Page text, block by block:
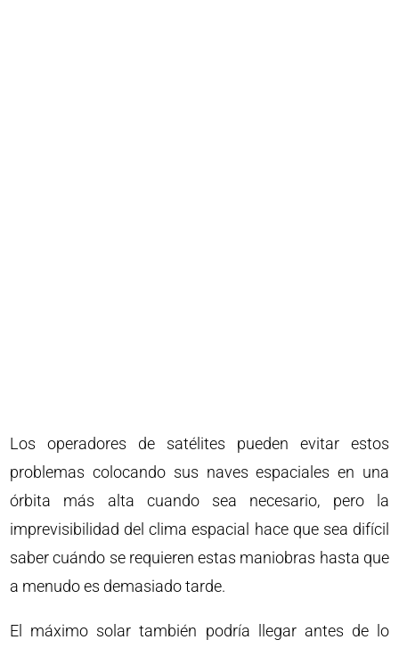
Los operadores de satélites pueden evitar estos
problemas colocando sus naves espaciales en una
órbita más alta cuando sea necesario, pero la
imprevisibilidad del clima espacial hace que sea difícil
saber cuándo se requieren estas maniobras hasta que
a menudo es demasiado tarde.
El máximo solar también podría llegar antes de lo